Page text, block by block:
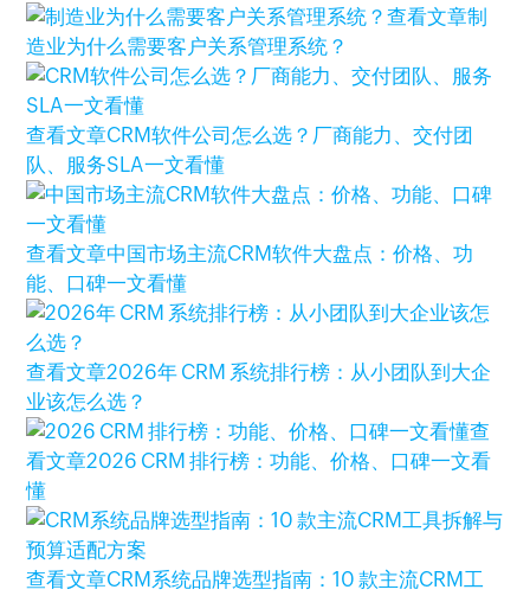
查看文章制
造业为什么需要客户关系管理系统？
查看文章CRM软件公司怎么选？厂商能力、交付团
队、服务SLA一文看懂
查看文章中国市场主流CRM软件大盘点：价格、功
能、口碑一文看懂
查看文章2026年 CRM 系统排行榜：从小团队到大企
业该怎么选？
查
看文章2026 CRM 排行榜：功能、价格、口碑一文看
懂
查看文章CRM系统品牌选型指南：10 款主流CRM工